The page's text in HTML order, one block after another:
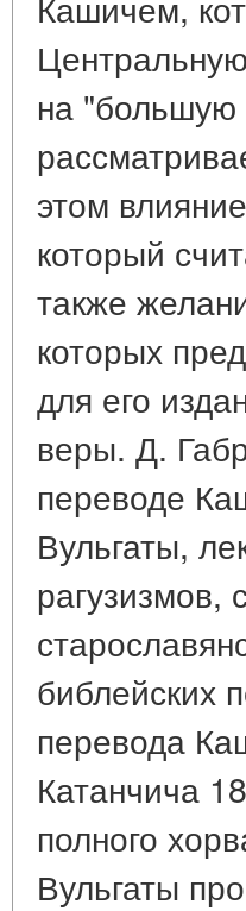
на "большую
этом
который
также
которых
для его
веры. Д.
переводе
Вульгаты,
рагузизмов,
библейских
перевода
Катанчича
полного
Вульгаты